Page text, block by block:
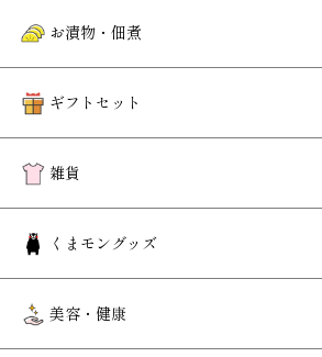
お漬物・佃煮
ギフトセット
雑貨
くまモングッズ
美容・健康